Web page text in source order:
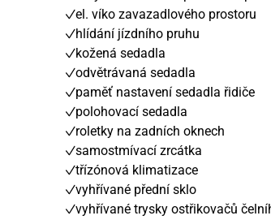
el. víko zavazadlového prostoru
hlídání jízdního pruhu
kožená sedadla
odvětrávaná sedadla
paměť nastavení sedadla řidiče
polohovací sedadla
roletky na zadních oknech
samostmívací zrcátka
třízónová klimatizace
vyhřívané přední sklo
vyhřívané trysky ostřikovačů